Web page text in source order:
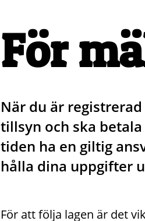
För
När du är
tillsyn och ska
tiden ha en giltig
hålla dina uppgifter
För att följa lagen är det